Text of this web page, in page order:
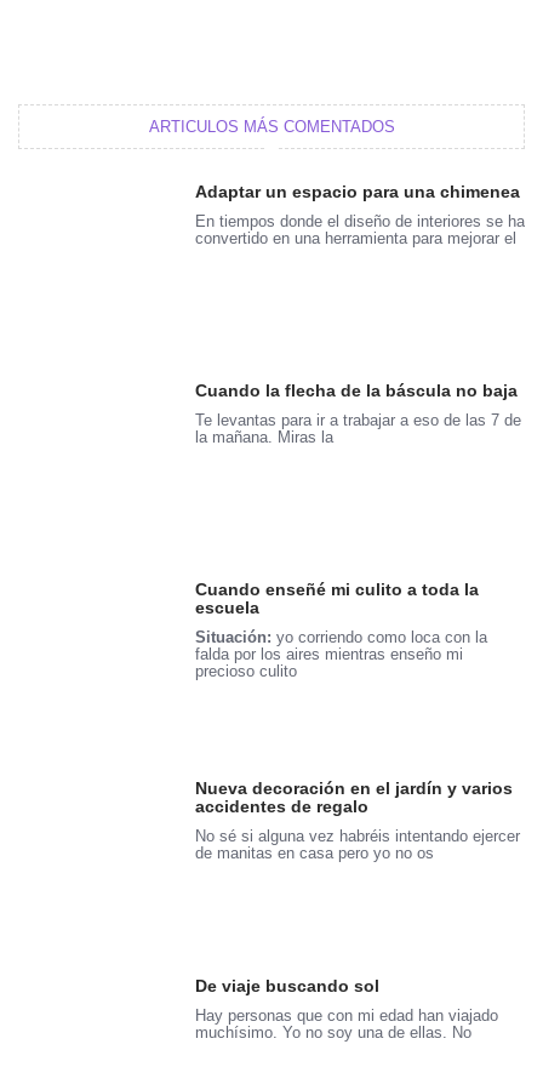
ARTICULOS MÁS COMENTADOS
Adaptar un espacio para una chimenea
En tiempos donde el diseño de interiores se ha
convertido en una herramienta para mejorar el
Cuando la flecha de la báscula no baja
Te levantas para ir a trabajar a eso de las 7 de
la mañana. Miras la
Cuando enseñé mi culito a toda la
escuela
Situación: yo corriendo como loca con la
falda por los aires mientras enseño mi
precioso culito
Nueva decoración en el jardín y varios
accidentes de regalo
No sé si alguna vez habréis intentando ejercer
de manitas en casa pero yo no os
De viaje buscando sol
Hay personas que con mi edad han viajado
muchísimo. Yo no soy una de ellas. No